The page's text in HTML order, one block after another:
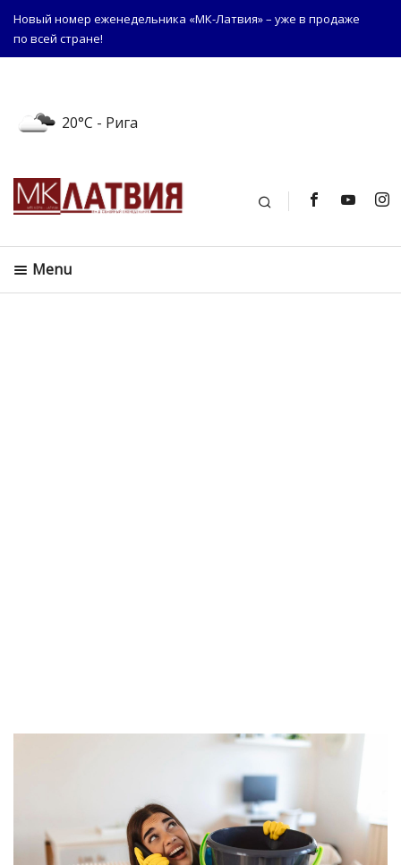
Новый номер еженедельника «МК-Латвия» – уже в продаже
по всей стране!
20°C - Рига
Поиск
Menu